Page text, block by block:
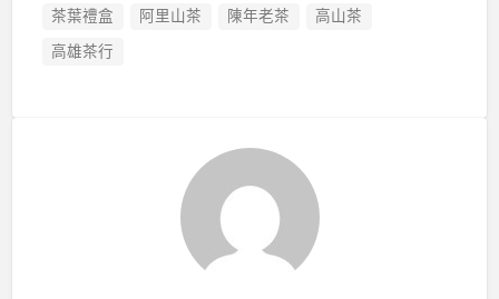
茶葉禮盒
阿里山茶 陳年老茶
高山茶
高雄茶行